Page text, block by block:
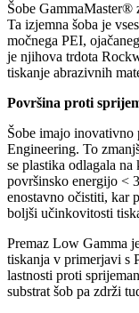
Šobe GammaMaster®
Ta izjemna šoba je
močnega PEI,
je njihova trdota
tiskanje abrazivnih
Površina proti
Šobe imajo
Engineering. To
se plastika odlagala
površinsko energijo <
enostavno očistiti, kar
boljši učinkovitosti
Premaz Low Gamma
tiskanja v primerjavi s
lastnosti proti
substrat šob pa zdrži